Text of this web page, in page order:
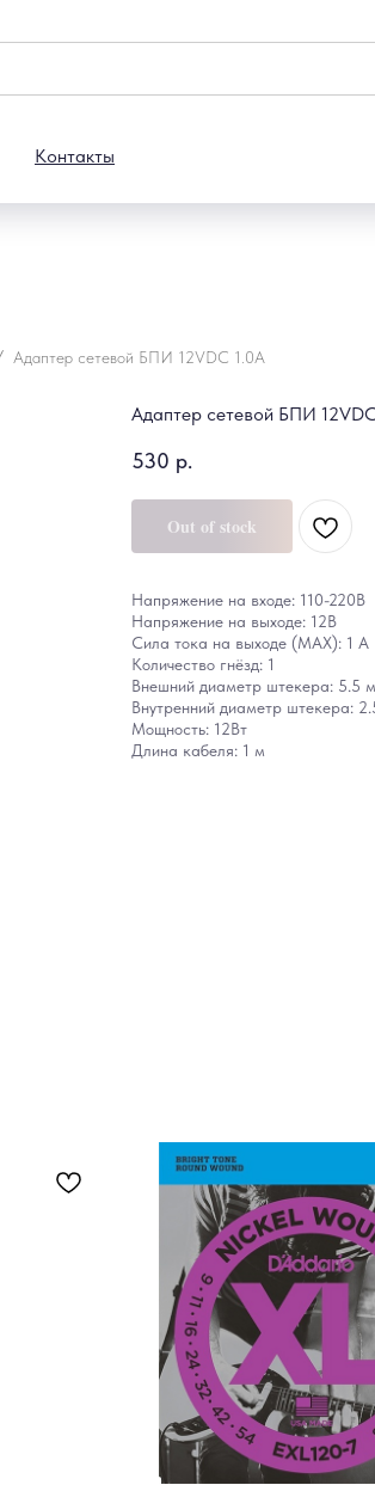
Контакты
Адаптер сетевой БПИ 12VDC 1.0A
Адаптер сетевой БПИ
530 р.
Out of stock
Напряжение на входе: 110-220В
Напряжение на выходе: 12В
Сила тока на выходе (MAX): 1 A
Количество гнёзд: 1
Внешний диаметр штекера: 5.5
Внутренний диаметр штекера:
Мощность: 12Вт
Длина кабеля: 1 м